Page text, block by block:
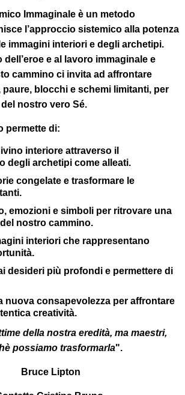
Immaginale è un metodo
l’approccio sistemico alla potenza
immagini interiori e degli archetipi.
dell’eroe e al lavoro immaginale e
cammino ci invita ad affrontare
paure, blocchi e schemi limitanti, per
nostro vero Sé.
permette di:
interiore attraverso il
degli archetipi come alleati.
congelate e trasformare le
emozioni e simboli per ritrovare una
nostro cammino.
interiori che rappresentano
desideri più profondi e permettere di
nuova consapevolezza per affrontare
creatività.
della nostra eredità, ma maestri,
possiamo trasformarla".
Bruce Lipton